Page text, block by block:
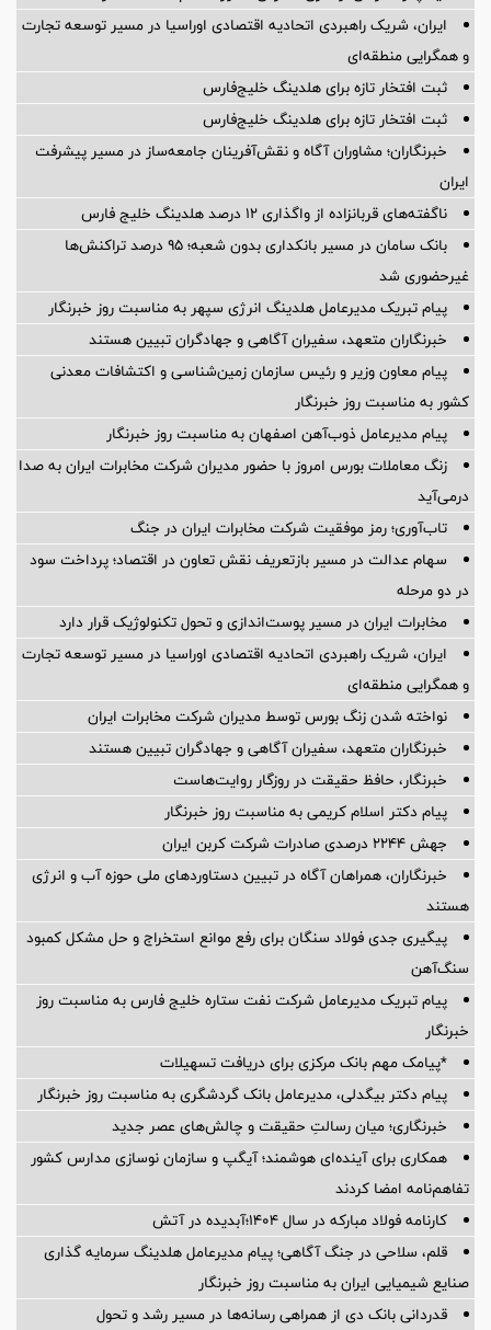
ایران، شریک راهبردی اتحادیه اقتصادی اوراسیا در مسیر توسعه تجارت
و همگرایی منطقه‌ای
ثبت افتخار تازه برای هلدینگ خلیج‌فارس
ثبت افتخار تازه برای هلدینگ خلیج‌فارس
خبرنگاران؛ مشاوران آگاه و نقش‌آفرینان جامعه‌ساز در مسیر پیشرفت
ایران
ناگفته‌های قربانزاده از واگذاری ۱۲ درصد هلدینگ خلیج فارس
بانک سامان در مسیر بانکداری بدون شعبه؛ ۹۵ درصد تراکنش‌ها
غیرحضوری شد
پیام تبریک مدیرعامل هلدینگ انرژی سپهر به مناسبت روز خبرنگار
خبرنگاران متعهد، سفیران آگاهی و جهادگران تبیین هستند
پیام معاون وزیر و رئیس سازمان زمین‌شناسی و اکتشافات معدنی
کشور به مناسبت روز خبرنگار
پیام مدیرعامل ذوب‌آهن اصفهان به مناسبت روز خبرنگار
زنگ معاملات بورس امروز با حضور مدیران شرکت مخابرات ایران به صدا
درمی‌آید
تاب‌آوری؛ رمز موفقیت شرکت مخابرات ایران در جنگ
سهام عدالت در مسیر بازتعریف نقش تعاون در اقتصاد؛ پرداخت سود
در دو مرحله
مخابرات ایران در مسیر پوست‌اندازی و تحول تکنولوژیک قرار دارد
ایران، شریک راهبردی اتحادیه اقتصادی اوراسیا در مسیر توسعه تجارت
و همگرایی منطقه‌ای
نواخته شدن زنگ بورس توسط مدیران شرکت مخابرات ایران
خبرنگاران متعهد، سفیران آگاهی و جهادگران تبیین هستند
خبرنگار، حافظ حقیقت در روزگار روایت‌هاست
پیام دکتر اسلام کریمی به مناسبت روز خبرنگار
جهش ۲۲۴۴ درصدی صادرات شرکت کربن ایران
خبرنگاران، همراهان آگاه در تبیین دستاوردهای ملی حوزه آب و انرژی
هستند
پیگیری جدی فولاد سنگان برای رفع موانع استخراج و حل مشکل کمبود
سنگ‌آهن
پیام تبریک مدیرعامل شرکت نفت ستاره خلیج فارس به مناسبت روز
خبرنگار
*پیامک مهم بانک مرکزی برای دریافت تسهیلات
پیام دکتر بیگدلی، مدیرعامل بانک گردشگری به مناسبت روز خبرنگار
خبرنگاری؛ میان رسالتِ حقیقت و چالش‌های عصر جدید
همکاری برای آینده‌ای هوشمند؛ آیگپ و سازمان نوسازی مدارس کشور
تفاهم‌نامه امضا کردند
کارنامه فولاد مبارکه در سال ۱۴۰۴؛آبدیده در آتش
قلم، سلاحی در جنگ آگاهی؛ پیام مدیرعامل هلدینگ سرمایه گذاری
صنایع شیمیایی ایران به مناسبت روز خبرنگار
قدردانی بانک دی از همراهی رسانه‌ها در مسیر رشد و تحول